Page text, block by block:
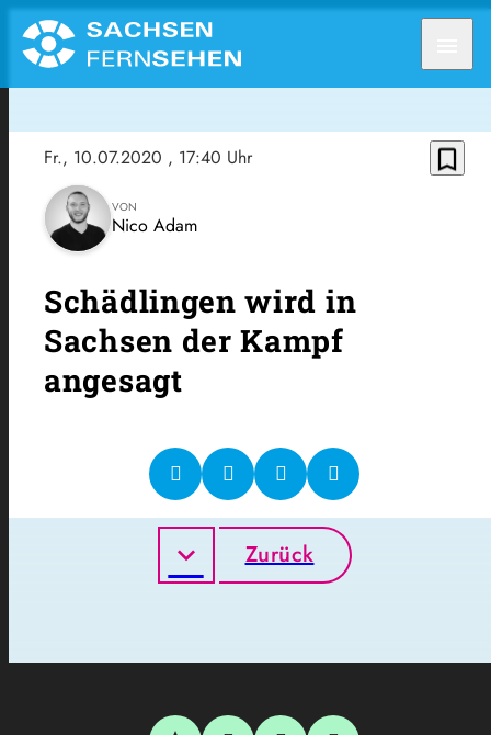
Fr., 10.07.2020 , 17:40 Uhr bookmark_border
VON
Nico Adam
Schädlingen wird in
Sachsen der Kampf
angesagt
Zurück